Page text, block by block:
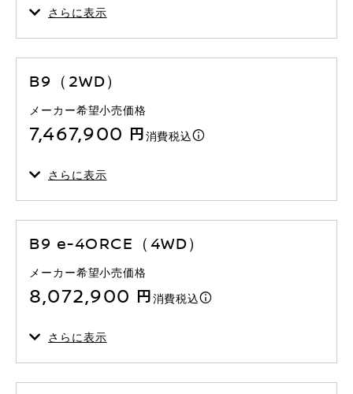
さらに表示
B9（2WD）
メーカー希望小売価格
7,467,900 円消費税込
さらに表示
B9 e-4ORCE（4WD）
メーカー希望小売価格
8,072,900 円消費税込
さらに表示